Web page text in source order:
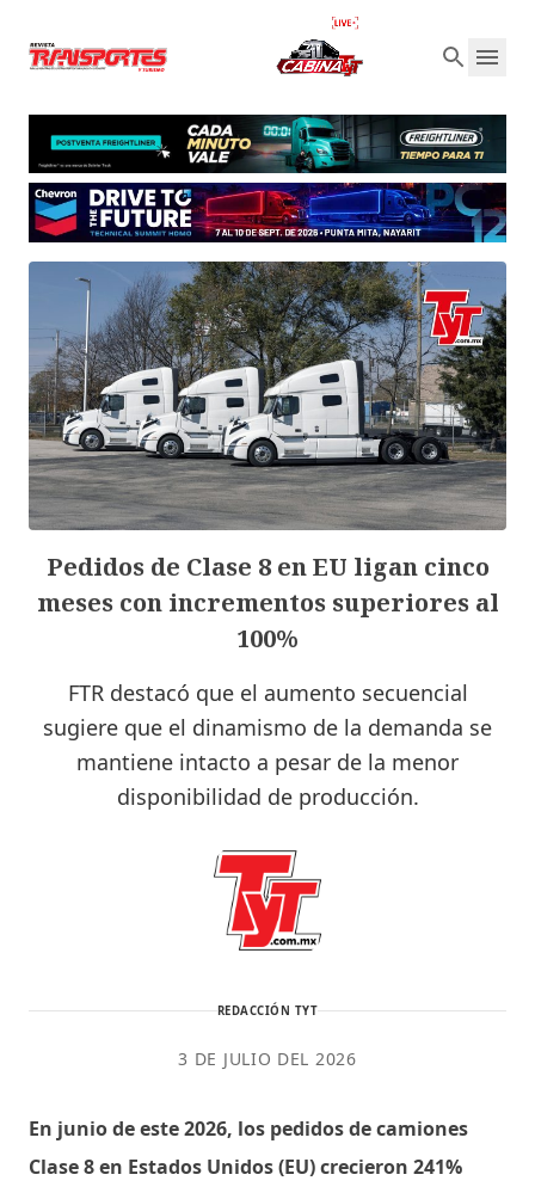
Pedidos de Clase 8 en EU ligan cinco
meses con incrementos superiores al
100%
FTR destacó que el aumento secuencial
sugiere que el dinamismo de la demanda se
mantiene intacto a pesar de la menor
disponibilidad de producción.
REDACCIÓN TYT
3 DE JULIO DEL 2026
En junio de este 2026, los pedidos de camiones
Clase 8 en Estados Unidos (EU) crecieron 241%